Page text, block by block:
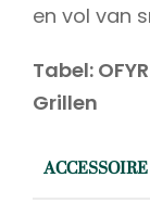
en vol van
Tabel:
Grillen
ACCESSOIRE